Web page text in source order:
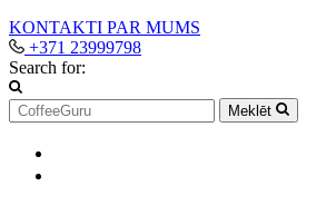
KONTAKTI PAR MUMS
+371 23999798
Search for:
Meklēt